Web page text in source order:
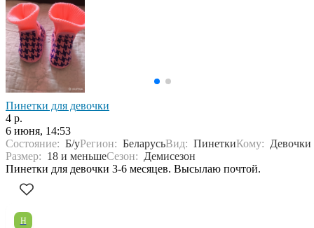
Пинетки для девочки
4 р.
6 июня, 14:53
Состояние: Б/уРегион: БеларусьВид: ПинеткиКому: Девочки
Размер: 18 и меньшеСезон: Демисезон
Пинетки для девочки 3-6 месяцев. Высылаю почтой.
Н